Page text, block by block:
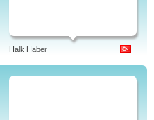
Halk Haber